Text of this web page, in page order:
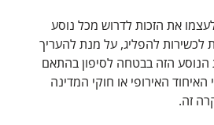
לעצמו את הזכות לדרוש מכל נוסע
לכשירות להפליג, על מנת להעריך
הנוסע הזה בבטחה לסיפון בהתאם
האיחוד האירופי או חוקי המדינה
זה.